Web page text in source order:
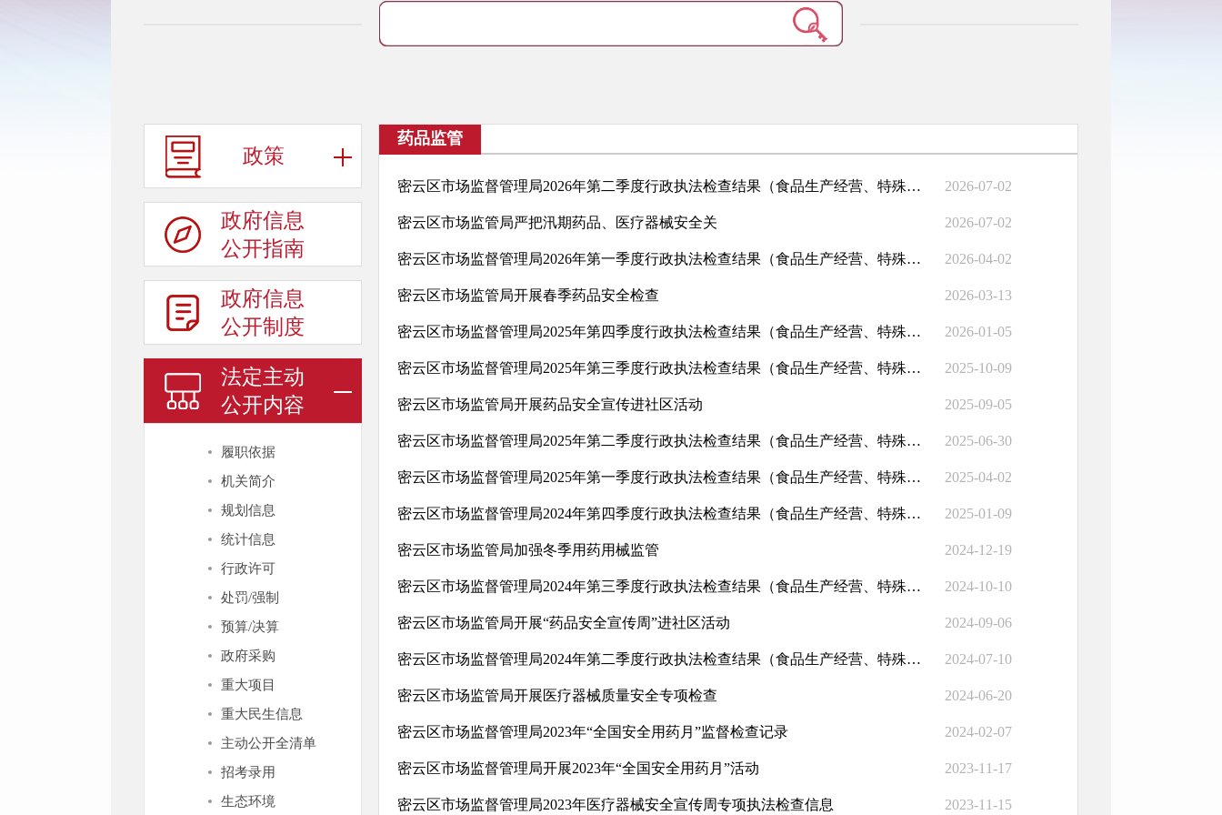
政策
政府信息
公开指南
政府信息
公开制度
法定主动
公开内容
履职依据
机关简介
规划信息
统计信息
行政许可
处罚/强制
预算/决算
政府采购
重大项目
重大民生信息
主动公开全清单
招考录用
生态环境
药品监管
密云区市场监督管理局2026年第二季度行政执法检查结果（食品生产经营、特殊食品生产经营、药品零售、医疗器械经营、化妆品经营、医疗机构、特种设备等相关企业监督检查结果） 2026-07-02
密云区市场监管局严把汛期药品、医疗器械安全关 2026-07-02
密云区市场监督管理局2026年第一季度行政执法检查结果（食品生产经营、特殊食品生产经营、药品零售、医疗器械经营、化妆品经营、医疗机构、特种设备等相关企业监督检查结果） 2026-04-02
密云区市场监管局开展春季药品安全检查 2026-03-13
密云区市场监督管理局2025年第四季度行政执法检查结果（食品生产经营、特殊食品生产经营、药品零售、医疗器械经营、化妆品经营、医疗机构、特种设备等相关企业监督检查结果） 2026-01-05
密云区市场监督管理局2025年第三季度行政执法检查结果（食品生产经营、特殊食品生产经营、药品零售、医疗器械经营、化妆品经营、医疗机构、特种设备等相关企业监督检查结果） 2025-10-09
密云区市场监管局开展药品安全宣传进社区活动 2025-09-05
密云区市场监督管理局2025年第二季度行政执法检查结果（食品生产经营、特殊食品生产经营、药品零售、医疗器械经营、化妆品经营、医疗机构、特种设备等相关企业监督检查结果） 2025-06-30
密云区市场监督管理局2025年第一季度行政执法检查结果（食品生产经营、特殊食品生产经营、药品零售、医疗器械经营、化妆品经营、医疗机构、特种设备等相关企业监督检查结果） 2025-04-02
密云区市场监督管理局2024年第四季度行政执法检查结果（食品生产经营、特殊食品生产经营、药品零售、医疗器械经营、化妆品经营、医疗机构、特种设备等相关企业监督检查结果） 2025-01-09
密云区市场监管局加强冬季用药用械监管 2024-12-19
密云区市场监督管理局2024年第三季度行政执法检查结果（食品生产经营、特殊食品生产经营、药品零售、医疗器械经营、化妆品经营、医疗机构、特种设备等相关企业监督检查结果） 2024-10-10
密云区市场监管局开展“药品安全宣传周”进社区活动 2024-09-06
密云区市场监督管理局2024年第二季度行政执法检查结果（食品生产经营、特殊食品生产经营、药品零售、医疗器械经营、化妆品经营、医疗机构、特种设备等相关企业监督检查结果） 2024-07-10
密云区市场监管局开展医疗器械质量安全专项检查 2024-06-20
密云区市场监督管理局2023年“全国安全用药月”监督检查记录 2024-02-07
密云区市场监督管理局开展2023年“全国安全用药月”活动 2023-11-17
密云区市场监督管理局2023年医疗器械安全宣传周专项执法检查信息 2023-11-15